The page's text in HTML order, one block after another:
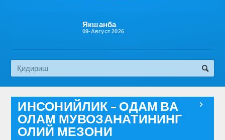
Эко медиа
Якшанба
09-Август 2026

ИНСОНИЙЛИК – ОДАМ ВА
ОЛАМ МУВОЗАНАТИНИНГ
ОЛИЙ МЕЗОНИ